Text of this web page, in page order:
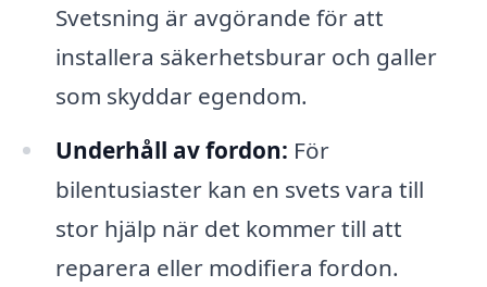
Svetsning är avgörande för att
installera säkerhetsburar och galler
som skyddar egendom.
Underhåll av fordon: För
bilentusiaster kan en svets vara till
stor hjälp när det kommer till att
reparera eller modifiera fordon.